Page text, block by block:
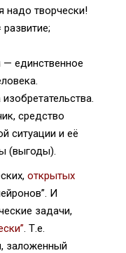
надо творчески!
— единственное
средство
ситуации и её
(выгоды).
открытых
И
задачи,
. Т.е.
заложенный